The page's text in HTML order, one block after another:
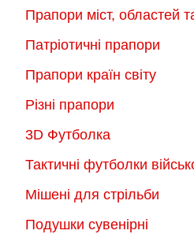
Прапори міст, областей
Патріотичні прапори
Прапори країн світу
Різні прапори
3D Футболка
Тактичні футболки
Мішені для стрільби
Подушки сувенірні